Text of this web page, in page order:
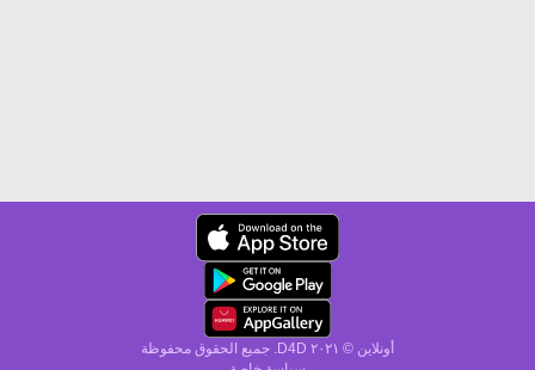
أونلاين © ۲۰٢١ D4D. جميع الحقوق محفوظة